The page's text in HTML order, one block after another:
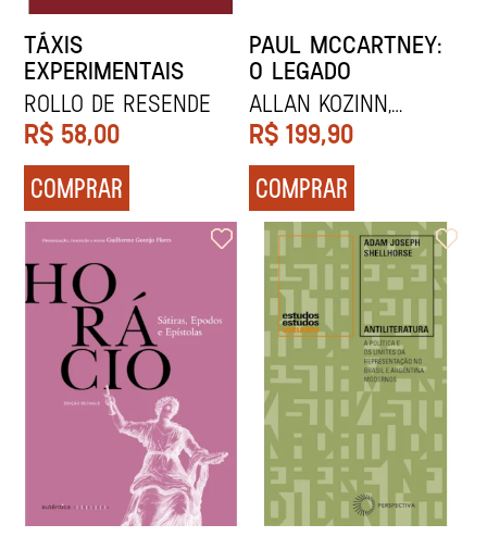
TÁXIS
EXPERIMENTAIS
ROLLO DE RESENDE
R$ 58,00
COMPRAR
PAUL MCCARTNEY:
O LEGADO
Allan Kozinn,
Adrian Sinclair,
Henrique Guerra e
Gilvan Moura
R$ 199,90
COMPRAR